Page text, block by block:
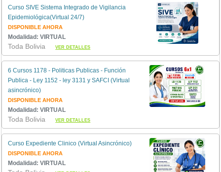
Curso SIVE Sistema Integrado de Vigilancia
Epidemiológica(Virtual 24/7)
DISPONIBLE AHORA
Modalidad: VIRTUAL
Toda BoliviaVER DETALLES
6 Cursos 1178 - Politicas Publicas - Función
Publica - Ley 1152 - ley 3131 y SAFCI (Virtual
asincrónico)
DISPONIBLE AHORA
Modalidad: VIRTUAL
Toda BoliviaVER DETALLES
Curso Expediente Clinico (Virtual Asincrónico)
DISPONIBLE AHORA
Modalidad: VIRTUAL